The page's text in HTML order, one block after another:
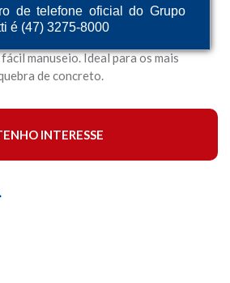
de telefone oficial do Grupo
é (47) 3275-8000
manuseio. Ideal para os mais
de concreto.
INTERESSE